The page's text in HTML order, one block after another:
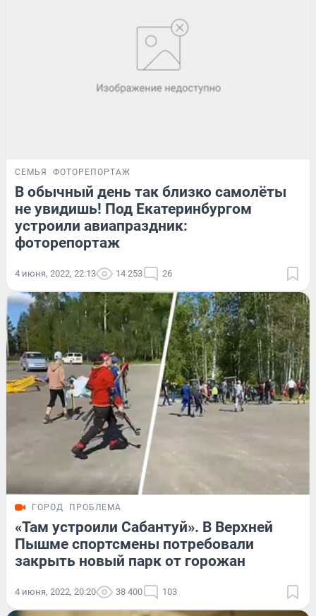
СЕМЬЯ ФОТОРЕПОРТАЖ
В обычный день так близко самолёты
не увидишь! Под Екатеринбургом
устроили авиапраздник:
фоторепортаж
4 июня, 2022, 22:13 14 253 26
ГОРОД ПРОБЛЕМА
«Там устроили Сабантуй». В Верхней
Пышме спортсмены потребовали
закрыть новый парк от горожан
4 июня, 2022, 20:20 38 400 103